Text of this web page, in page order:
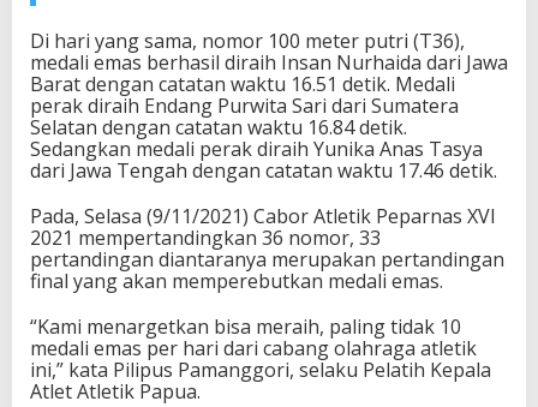
Di hari yang sama, nomor 100 meter putri (T36),
medali emas berhasil diraih Insan Nurhaida dari Jawa
Barat dengan catatan waktu 16.51 detik. Medali
perak diraih Endang Purwita Sari dari Sumatera
Selatan dengan catatan waktu 16.84 detik.
Sedangkan medali perak diraih Yunika Anas Tasya
dari Jawa Tengah dengan catatan waktu 17.46 detik.
Pada, Selasa (9/11/2021) Cabor Atletik Peparnas XVI
2021 mempertandingkan 36 nomor, 33
pertandingan diantaranya merupakan pertandingan
final yang akan memperebutkan medali emas.
“Kami menargetkan bisa meraih, paling tidak 10
medali emas per hari dari cabang olahraga atletik
ini,” kata Pilipus Pamanggori, selaku Pelatih Kepala
Atlet Atletik Papua.